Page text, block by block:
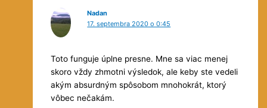
Nadan
17. septembra 2020 o 0:45
Toto funguje úplne presne. Mne sa viac menej
skoro vždy zhmotni výsledok, ale keby ste vedeli
akým absurdným spôsobom mnohokrát, ktorý
vôbec nečakám.